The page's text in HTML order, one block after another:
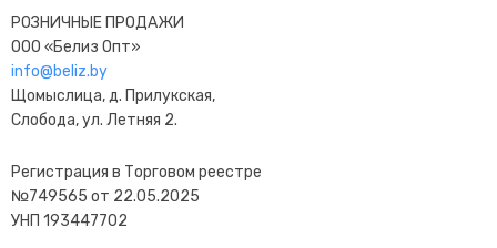
РОЗНИЧНЫЕ ПРОДАЖИ
ООО «Белиз Опт»
info@beliz.by
Щомыслица, д. Прилукская,
Слобода, ул. Летняя 2.
Регистрация в Торговом реестре
№749565 от 22.05.2025
УНП 193447702